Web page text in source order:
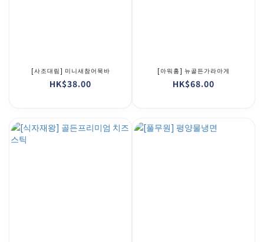
[사조대림] 미니새참어묵바
HK$38.00
[아워홈] 뉴골든가라아게
HK$68.00